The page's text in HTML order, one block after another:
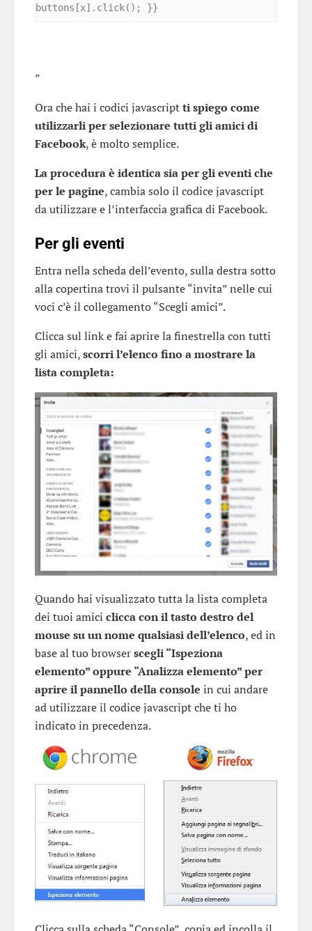
buttons[x].click(); }}
”
Ora che hai i codici javascriptti spiego come
utilizzarli per selezionare tutti gli amici di
Facebook, è molto semplice.
La procedura è identica sia per gli eventi che
per le pagine, cambia solo il codice javascript
da utilizzare e l’interfaccia grafica di Facebook.
Per gli eventi
Entra nella scheda dell’evento, sulla destra sotto
alla copertina trovi il pulsante “invita” nelle cui
voci c’è il collegamento “Scegli amici”.
Clicca sul link e fai aprire la finestrella con tutti
gli amici,scorri l’elenco fino a mostrare la
lista completa:
Quando hai visualizzato tutta la lista completa
dei tuoi amici clicca con il tasto destro del
mouse su un nome qualsiasi dell’elenco, ed in
base al tuo browserscegli “Ispeziona
elemento” oppure “Analizza elemento” per
aprire il pannello della console in cui andare
ad utilizzare il codice javascript che ti ho
indicato in precedenza.